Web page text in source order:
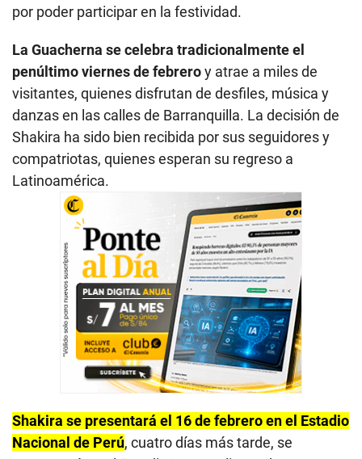
por poder participar en la festividad.
La Guacherna se celebra tradicionalmente el
penúltimo viernes de febreroy atrae a miles de
visitantes, quienes disfrutan de desfiles, música y
danzas en las calles de Barranquilla. La decisión de
Shakira ha sido bien recibida por sus seguidores y
compatriotas, quienes esperan su regreso a
Latinoamérica.
Shakira se presentará el 16 de febrero en el Estadio
Nacional de Perú, cuatro días más tarde, se